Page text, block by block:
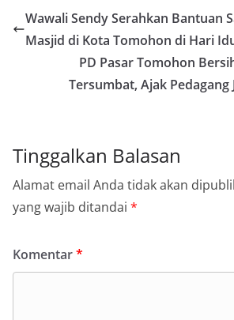
Wawali Sendy Serahkan Bantuan
Masjid di Kota Tomohon di Hari
PD Pasar Tomohon
Tersumbat, Ajak Pedagang
Tinggalkan Balasan
Alamat email Anda tidak akan
yang wajib ditandai *
Komentar*